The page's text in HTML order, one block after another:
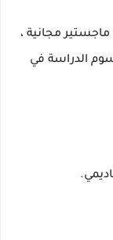
ماجستير مجانية ،
الدراسة في